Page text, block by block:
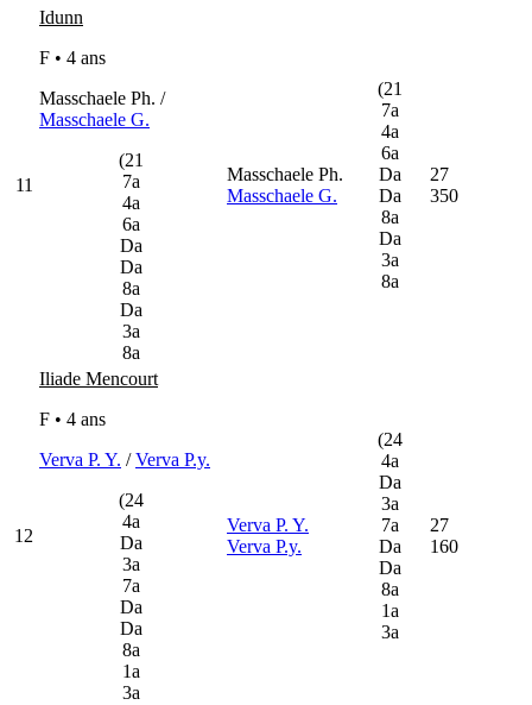
11
Idunn
F • 4 ans
Masschaele Ph. /
Masschaele G.
(21
7a
4a
6a
Da
Da
8a
Da
3a
8a
Masschaele Ph.
Masschaele G.
(21
7a
4a
6a
Da
Da
8a
Da
3a
8a
27
350
12
Iliade Mencourt
F • 4 ans
Verva P. Y. /Verva P.y.
(24
4a
Da
3a
7a
Da
Da
8a
1a
3a
Verva P. Y.
Verva P.y.
(24
4a
Da
3a
7a
Da
Da
8a
1a
3a
27
160